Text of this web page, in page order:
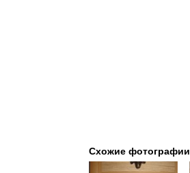
Схожие фотографии